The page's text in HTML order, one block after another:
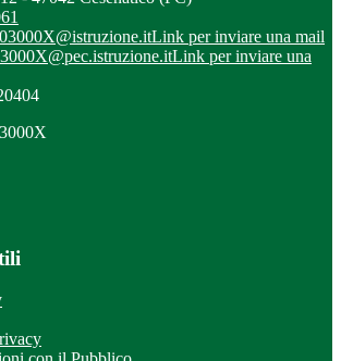
Link per inviare una mail
Link per inviare una